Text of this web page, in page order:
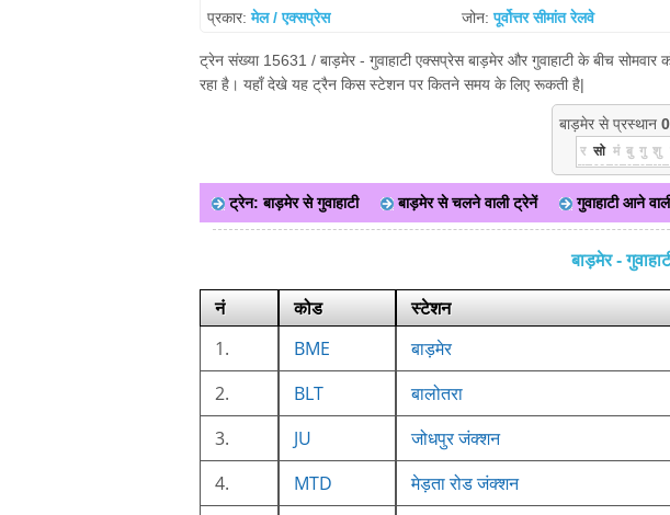
प्रकार:मेल / एक्सप्रेस जोन:पूर्वोत्तर सीमांत रेलवे
ट्रेन संख्या 15631 / बाड़मेर - गुवाहाटी एक्सप्रेस बाड़मेर और गुवाहाटी के बीच
रहा है। यहाँ देखे यह ट्रैन किस स्टेशन पर कितने समय के लिए रूकती है|
बाड़मेर से प्रस्थान
र सो मं बु गु शु
ट्रेन: बाड़मेर से गुवाहाटी बाड़मेर से चलने वाली ट्रेनें गुवाहाटी आने
बाड़मेर -
नं कोड स्टेशन
1.
BME बाड़मेर
2.
BLT बालोतरा
3.
JU जोधपुर जंक्शन
4.
MTD मेड़ता रोड जंक्शन